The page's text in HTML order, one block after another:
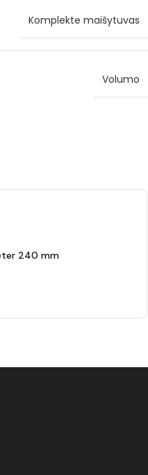
Komplekte maišytuvas
Volumo
240 mm